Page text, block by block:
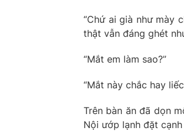
“Chứ ai già như mày
thật vẫn đáng ghét
“Mắt em làm sao?”
“Mắt này chắc hay
Trên bàn ăn đã dọn
Nội ướp lạnh đặt